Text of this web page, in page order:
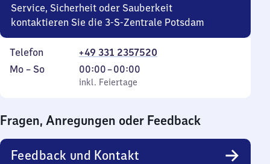
Service, Sicherheit oder Sauberkeit
kontaktieren Sie die 3-S-Zentrale Potsdam
Telefon
+49 331 2357520
Montag
Mo – So,
inkl. Feiertage
00:00–00:00
Von
0
0
Uhr
inkl. Feiertage
Fragen, Anregungen oder Feedback
Feedback und Kontakt